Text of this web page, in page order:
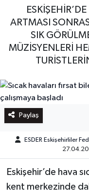
ARTMASI
SIK
MÜZİSYENLERİ
Paylaş
ESDER Eskişehirliler
Eskişehir’de hava
kent merkezinde